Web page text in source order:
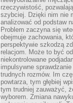
rzeczywistość,
szybciej. Dzięki nim nie
analizować od podstaw
Problem zaczyna się
obejmuje zachowania,
perspektywie szkodzą
relacjom. Może to być
niekontrolowane
impulsywne
trudnych rozmów. Im
powtarza, tym głębiej
tym trudniej zauważyć,
wyborem. Zmiana